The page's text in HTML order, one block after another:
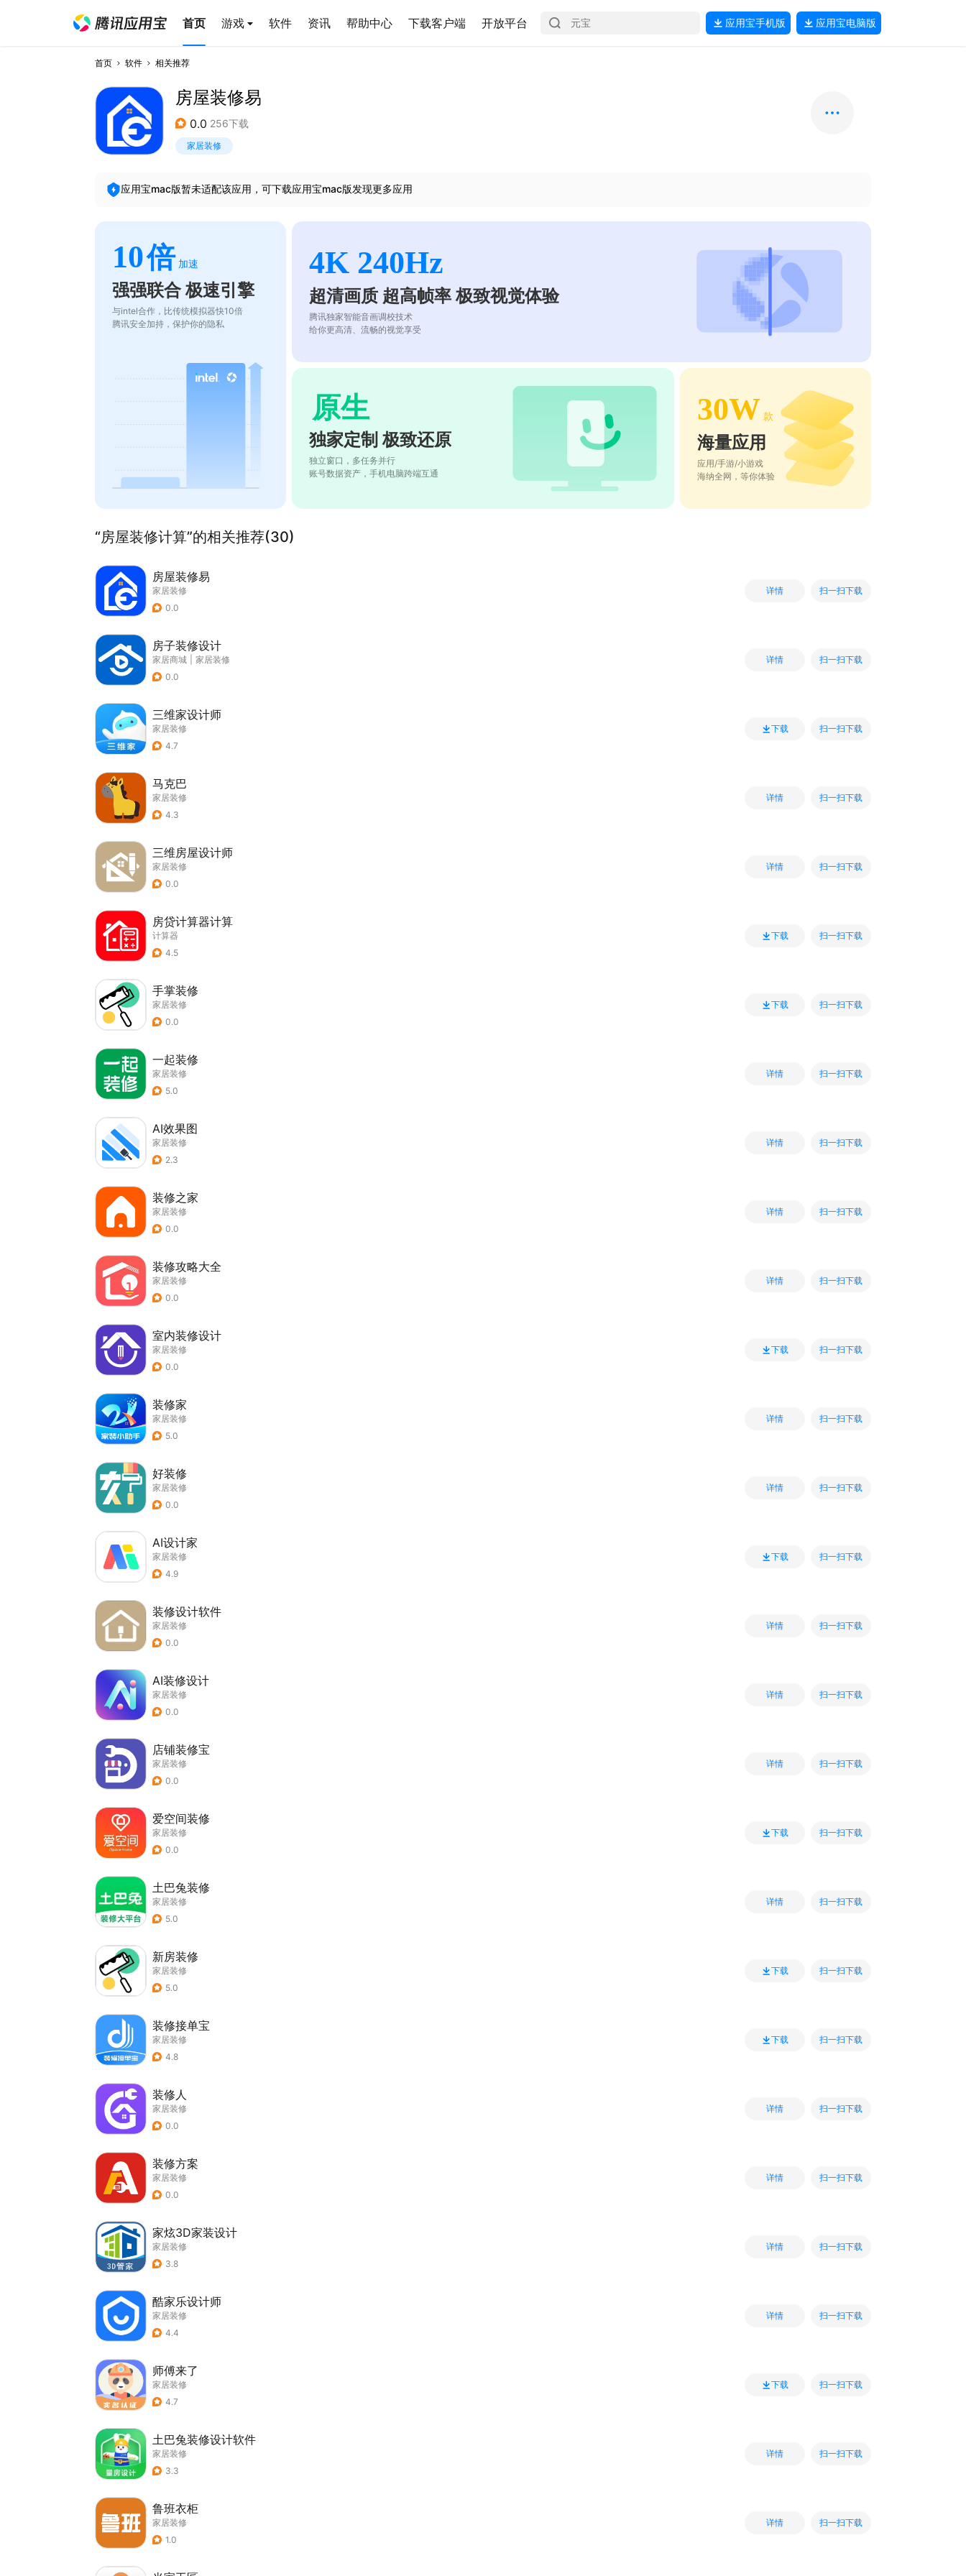
首页 游戏 软件 资讯 帮助中心 下载客户端 开放平台 应用宝手机版 应用宝电脑版
首页 软件 相关推荐
房屋装修易
0.0 256下载
家居装修
应用宝mac版暂未适配该应用，可下载应用宝mac版发现更多应用
10倍 加速
强强联合 极速引擎
与intel合作，比传统模拟器快10倍
腾讯安全加持，保护你的隐私
4K 240Hz
超清画质 超高帧率 极致视觉体验
腾讯独家智能音画调校技术
给你更高清、流畅的视觉享受
原生
独家定制 极致还原
独立窗口，多任务并行
账号数据资产，手机电脑跨端互通
30W 款
海量应用
应用/手游/小游戏
海纳全网，等你体验
“房屋装修计算”的相关推荐(30)
房屋装修易
家居装修
0.0
详情 扫一扫下载
房子装修设计
家居商城
家居装修
0.0
详情 扫一扫下载
三维家设计师
家居装修
4.7
下载 扫一扫下载
马克巴
家居装修
4.3
详情 扫一扫下载
三维房屋设计师
家居装修
0.0
详情 扫一扫下载
房贷计算器计算
计算器
4.5
下载 扫一扫下载
手掌装修
家居装修
0.0
下载 扫一扫下载
一起装修
家居装修
5.0
详情 扫一扫下载
AI效果图
家居装修
2.3
详情 扫一扫下载
装修之家
家居装修
0.0
详情 扫一扫下载
装修攻略大全
家居装修
0.0
详情 扫一扫下载
室内装修设计
家居装修
0.0
下载 扫一扫下载
装修家
家居装修
5.0
详情 扫一扫下载
好装修
家居装修
0.0
详情 扫一扫下载
AI设计家
家居装修
4.9
下载 扫一扫下载
装修设计软件
家居装修
0.0
详情 扫一扫下载
AI装修设计
家居装修
0.0
详情 扫一扫下载
店铺装修宝
家居装修
0.0
详情 扫一扫下载
爱空间装修
家居装修
0.0
下载 扫一扫下载
土巴兔装修
家居装修
5.0
详情 扫一扫下载
新房装修
家居装修
5.0
下载 扫一扫下载
装修接单宝
家居装修
4.8
下载 扫一扫下载
装修人
家居装修
0.0
详情 扫一扫下载
装修方案
家居装修
0.0
详情 扫一扫下载
家炫3D家装设计
家居装修
3.8
详情 扫一扫下载
酷家乐设计师
家居装修
4.4
详情 扫一扫下载
师傅来了
家居装修
4.7
下载 扫一扫下载
土巴兔装修设计软件
家居装修
3.3
详情 扫一扫下载
鲁班衣柜
家居装修
1.0
详情 扫一扫下载